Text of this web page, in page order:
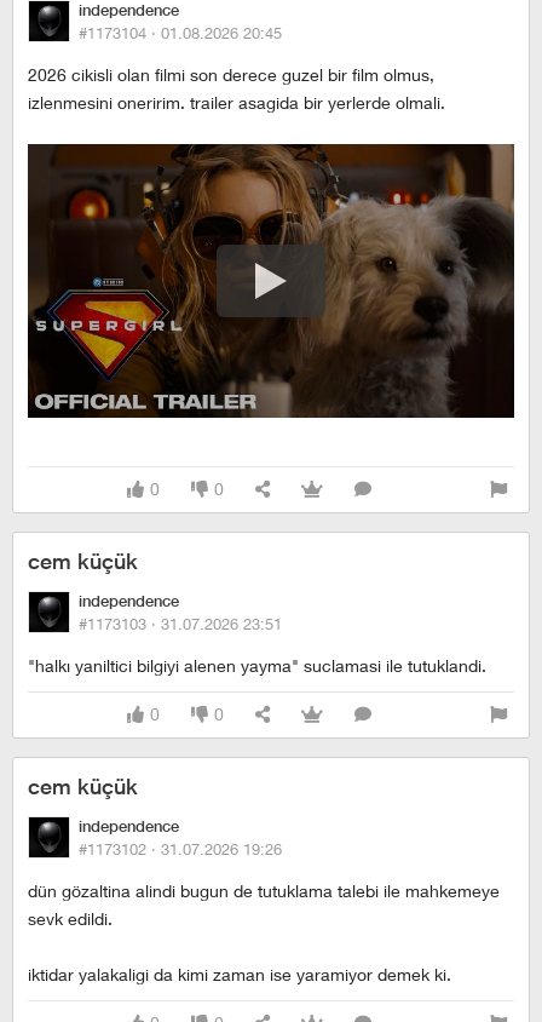
independence
#1173104 · 01.08.2026 20:45
2026 cikisli olan filmi son derece guzel bir film olmus,
izlenmesini oneririm. trailer asagida bir yerlerde olmali.
0 0
cem küçük
independence
#1173103 · 31.07.2026 23:51
"halkı yaniltici bilgiyi alenen yayma" suclamasi ile tutuklandi.
0 0
cem küçük
independence
#1173102 · 31.07.2026 19:26
dün gözaltina alindi bugun de tutuklama talebi ile mahkemeye
sevk edildi.
iktidar yalakaligi da kimi zaman ise yaramiyor demek ki.